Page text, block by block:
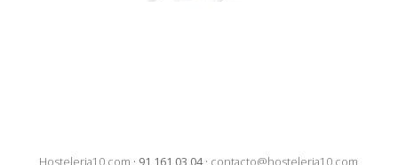
Hosteleria10.com · 91 161 03 04· contacto@hosteleria10.com